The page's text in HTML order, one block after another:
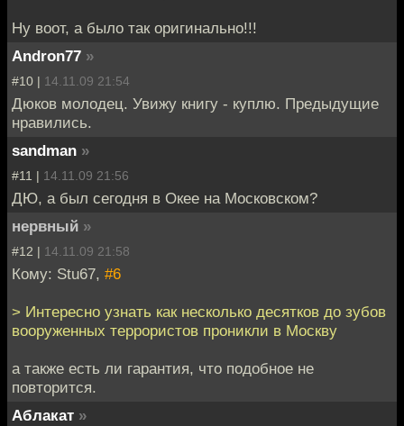
Ну воот, а было так оригинально!!!
Andron77 »
#10 | 14.11.09 21:54
Дюков молодец. Увижу книгу - куплю. Предыдущие
нравились.
sandman »
#11 | 14.11.09 21:56
ДЮ, а был сегодня в Окее на Московском?
нервный »
#12 | 14.11.09 21:58
Кому: Stu67, #6
> Интересно узнать как несколько десятков до зубов
вооруженных террористов проникли в Москву
а также есть ли гарантия, что подобное не
повторится.
Аблакат »